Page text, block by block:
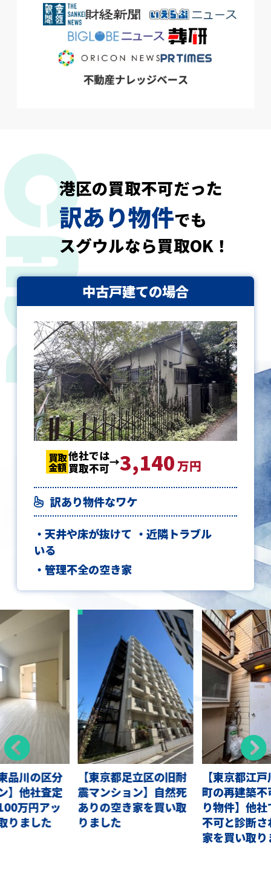
港区の買取不可だった
訳あり物件でも
スグウルなら買取OK！
買取
金額 3,140
中古戸建ての場合
買取
金額
他社では
買取不可
3,140万円
訳あり物件なワケ
天井や床が抜けて
いる
近隣トラブル
管理不全の空き家
買取
金額 3,140
品川の区分
】他社査定
万円アッ
りました
【東京都足立区の旧耐
震マンション】自然死
ありの空き家を買い取
りました
【東京都江
町の再建築不
り物件】他
不可と診断さ
家を買い取り